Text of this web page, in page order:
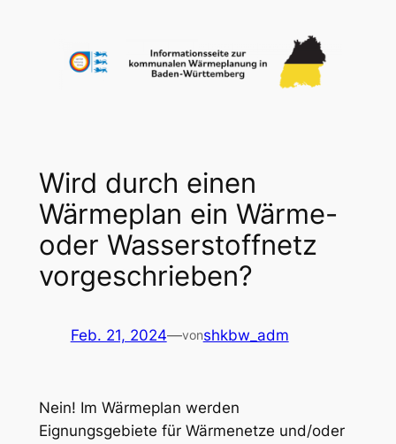
Wird durch einen
Wärmeplan ein Wärme-
oder Wasserstoffnetz
vorgeschrieben?
Feb. 21, 2024—vonshkbw_adm
Nein! Im Wärmeplan werden
Eignungsgebiete für Wärmenetze und/oder